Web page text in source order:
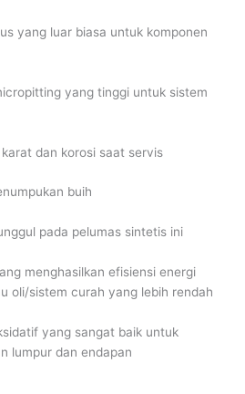
yang luar biasa untuk komponen
yang tinggi untuk sistem
dan korosi saat servis
buih
pada pelumas sintetis ini
menghasilkan efisiensi energi
oli/sistem curah yang lebih rendah
yang sangat baik untuk
lumpur dan endapan